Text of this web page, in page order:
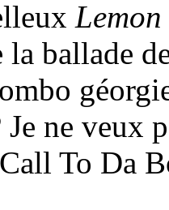
Lemon
la ballade
ne veux
To Da